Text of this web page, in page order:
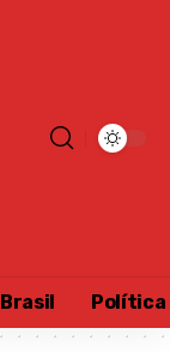
Brasil Política